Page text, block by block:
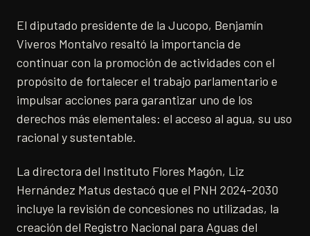
El diputado presidente de la Jucopo, Benjamín
Viveros Montalvo resaltó la importancia de
continuar con la promoción de actividades con el
propósito de fortalecer el trabajo parlamentario e
impulsar acciones para garantizar uno de los
derechos más elementales: el acceso al agua, su uso
racional y sustentable.
La directora del Instituto Flores Magón, Liz
Hernández Matus destacó que el PNH 2024-2030
incluye la revisión de concesiones no utilizadas, la
creación del Registro Nacional para Aguas del